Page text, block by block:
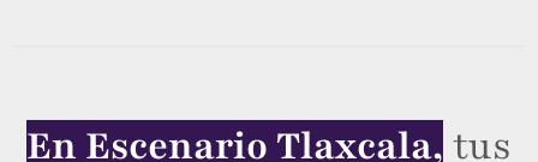
En Escenario Tlaxcala, tus